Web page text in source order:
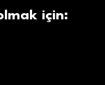
için: